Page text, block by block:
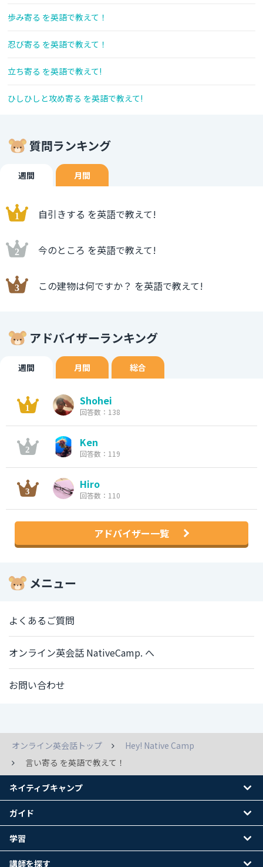
歩み寄る を英語で教えて！
忍び寄る を英語で教えて！
立ち寄る を英語で教えて!
ひしひしと攻め寄る を英語で教えて!
質問ランキング
週間 月間
自引きする を英語で教えて!
今のところ を英語で教えて!
この建物は何ですか？ を英語で教えて!
アドバイザーランキング
週間 月間 総合
Shohei
回答数：138
Ken
回答数：119
Hiro
回答数：110
アドバイザー一覧
メニュー
よくあるご質問
オンライン英会話 NativeCamp. へ
お問い合わせ
オンライン英会話トップ
Hey! Native Camp
言い寄る を英語で教えて！
ネイティブキャンプ
ガイド
学習
講師を探す